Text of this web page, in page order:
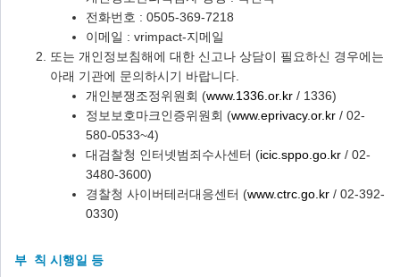
전화번호 : 0505-369-7218
이메일 : vrimpact-지메일
또는 개인정보침해에 대한 신고나 상담이 필요하신 경우에는
아래 기관에 문의하시기 바랍니다.
개인분쟁조정위원회 (www.1336.or.kr / 1336)
정보보호마크인증위원회 (www.eprivacy.or.kr / 02-
580-0533~4)
대검찰청 인터넷범죄수사센터 (icic.sppo.go.kr / 02-
3480-3600)
경찰청 사이버테러대응센터 (www.ctrc.go.kr / 02-392-
0330)
부 칙 시행일 등